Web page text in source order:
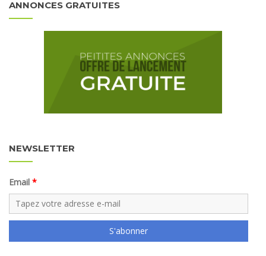
ANNONCES GRATUITES
NEWSLETTER
Email
S'abonner